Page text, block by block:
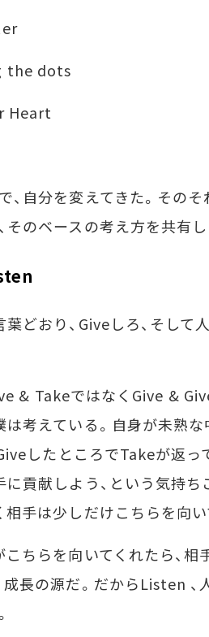
the dots
Heart
、自分を変えてきた。その
そのベースの考え方を共有し
どおり、Giveしろ、そして
& TakeではなくGive &
は考えている。自身が未熟
したところでTakeが返っ
に貢献しよう、という気持
相手は少しだけこちらを向い
ちらを向いてくれたら、
成長の源だ。だからListen